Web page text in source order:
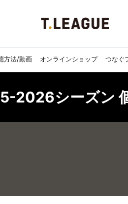
方法/動画 オンラインショップ つなぐ
2026シーズン